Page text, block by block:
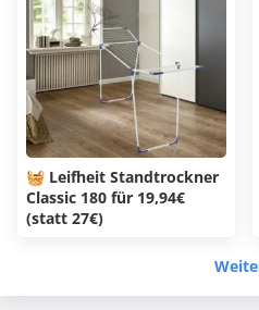
🧺 Leifheit Standtrockner
Classic 180 für 19,94€
(statt 27€)